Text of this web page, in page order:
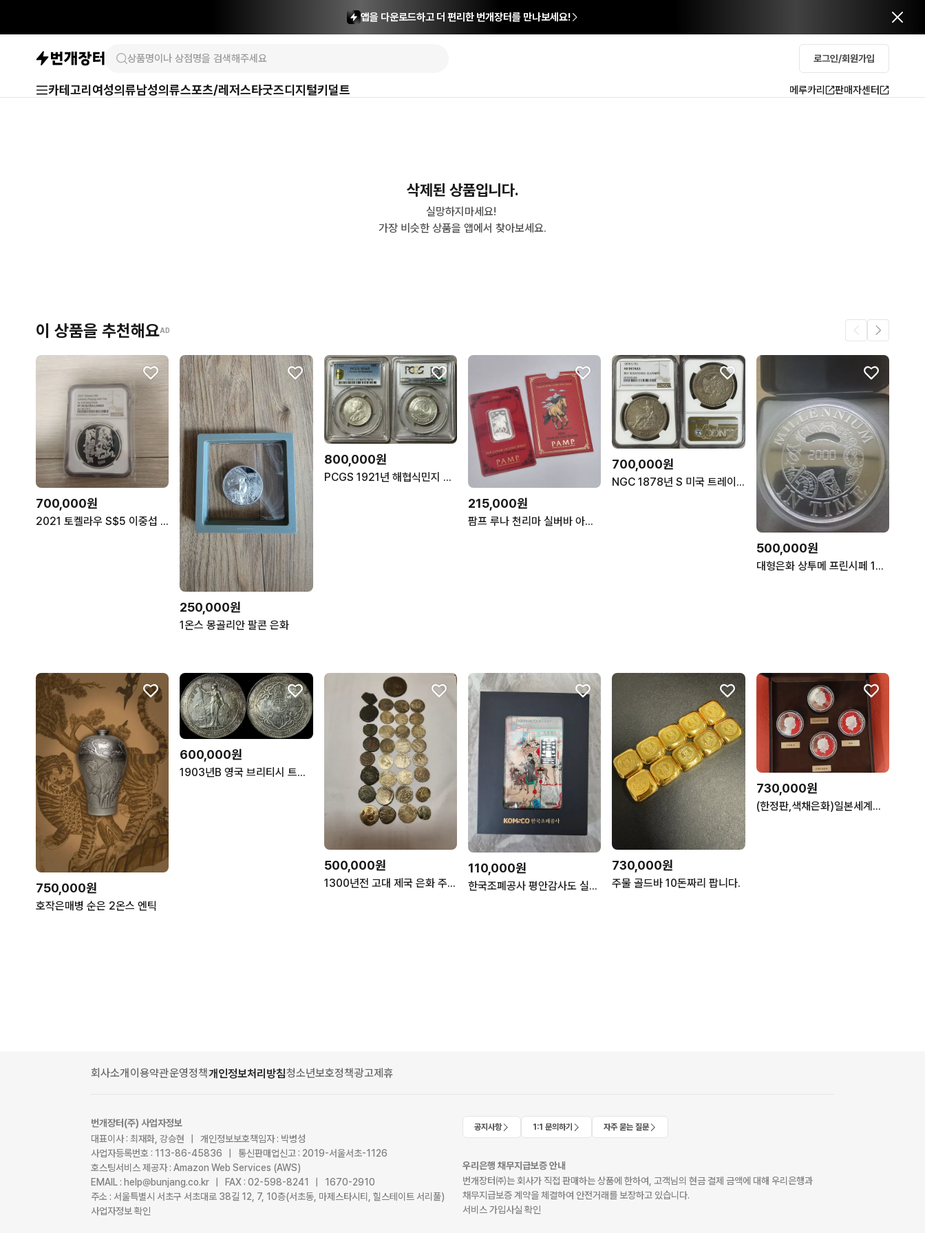
앱을 다운로드하고 더 편리한 번개장터를 만나보세요!
로그인/회원가입
카테고리 여성의류남성의류스포츠/레저스타굿즈디지털키덜트 메루카리 판매자센터
삭제된 상품입니다.
실망하지마세요!
가장 비슷한 상품을 앱에서 찾아보세요.
이 상품을 추천해요AD
700,000원
2021 토켈라우 S$5 이중섭 물고기와 노는 아이들 은화 70등급
250,000원
1온스 몽골리안 팔콘 은화
800,000원
PCGS 1921년 해협식민지 에드워드 7세 MS65 50센트 은화
215,000원
팜프 루나 천리마 실버바 아프로디테 은화 코인 같이 팝니다.
700,000원
NGC 1878년 S 미국 트레이드 달러 무역 은화
500,000원
대형은화 상투메 프린시페 1999년 5000 도브라 밀레니엄 카운트 다운 프루프
750,000원
호작은매병 순은 2온스 엔틱
600,000원
1903년B 영국 브리티시 트레이드 달러 은화
500,000원
1300년전 고대 제국 은화 주화 동전 수집 화폐 엔티크 소품
110,000원
한국조폐공사 평안감사도 실버바 구성풀세트
730,000원
주물 골드바 10돈짜리 팝니다.
730,000원
(한정판,색채은화)일본세계유산'순환하는사계' 4온스 99.99%
회사소개이용약관운영정책개인정보처리방침청소년보호정책광고제휴
번개장터(주) 사업자정보
대표이사 : 최재화, 강승현 | 개인정보보호책임자 : 박병성
사업자등록번호 : 113-86-45836 | 통신판매업신고 : 2019-서울서초-1126
호스팅서비스 제공자 : Amazon Web Services (AWS)
EMAIL : help@bunjang.co.kr | FAX : 02-598-8241 | 1670-2910
주소 : 서울특별시 서초구 서초대로 38길 12, 7, 10층(서초동, 마제스타시티, 힐스테이트 서리풀)
사업자정보 확인
공지사항 1:1 문의하기 자주 묻는 질문
우리은행 채무지급보증 안내
번개장터㈜는 회사가 직접 판매하는 상품에 한하여, 고객님의 현금 결제 금액에 대해 우리은행과
채무지급보증 계약을 체결하여 안전거래를 보장하고 있습니다.
서비스 가입사실 확인